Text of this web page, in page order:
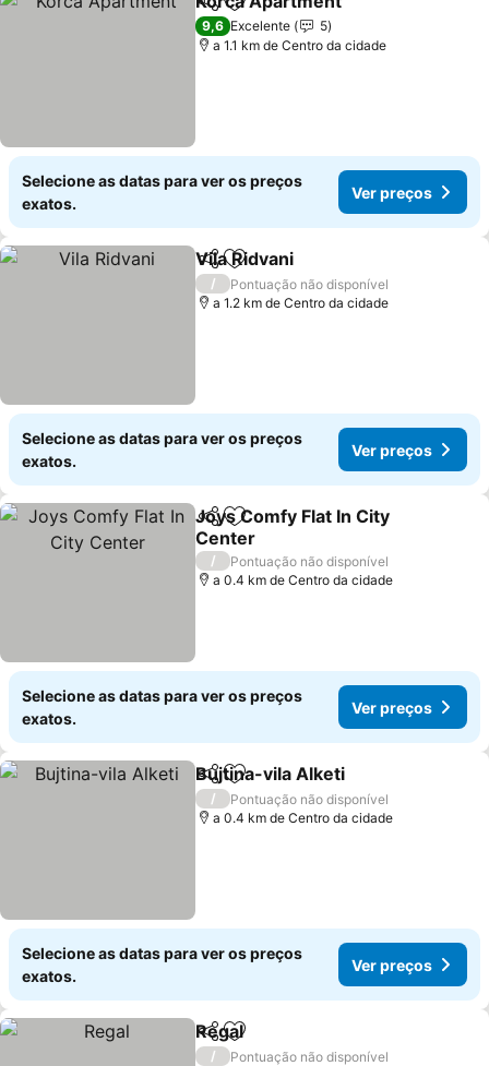
PartilharAdicionar aos favoritos
9,6 Excelente
5
a 1.1 km de Centro da cidade
Selecione as datas para ver os preços
exatos.
Ver preços
PartilharAdicionar aos favoritos
Vila Ridvani
/
Pontuação não disponível
a 1.2 km de Centro da cidade
Selecione as datas para ver os preços
exatos.
Ver preços
PartilharAdicionar aos favoritos
Joys Comfy Flat In City
Center
Ver preços
/
Pontuação não disponível
a 0.4 km de Centro da cidade
Selecione as datas para ver os preços
exatos.
Ver preços
PartilharAdicionar aos favoritos
Bujtina-vila Alketi
/
Pontuação não disponível
a 0.4 km de Centro da cidade
Selecione as datas para ver os preços
exatos.
Ver preços
PartilharAdicionar aos favoritos
Regal
/
Pontuação não disponível